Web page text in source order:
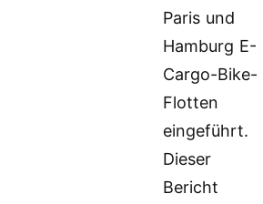
Paris und
Hamburg E-
Cargo-Bike-
Flotten
eingeführt.
Dieser
Bericht